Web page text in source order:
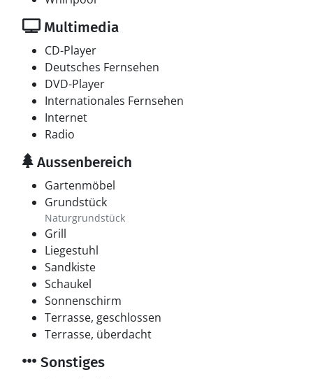
Multimedia
CD-Player
Deutsches Fernsehen
DVD-Player
Internationales Fernsehen
Internet
Radio
Aussenbereich
Gartenmöbel
Grundstück
Naturgrundstück
Grill
Liegestuhl
Sandkiste
Schaukel
Sonnenschirm
Terrasse, geschlossen
Terrasse, überdacht
Sonstiges